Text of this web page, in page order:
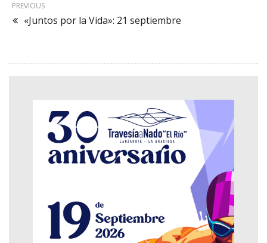
PREVIOUS
«Juntos por la Vida»: 21 septiembre